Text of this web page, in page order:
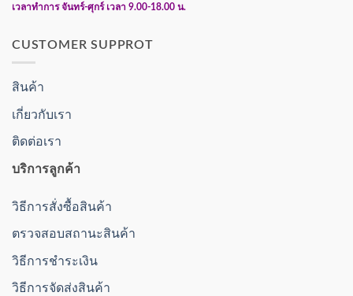
เวลาทำการ จันทร์-ศุกร์ เวลา 9.00-18.00 น.
CUSTOMER SUPPROT
สินค้า
เกี่ยวกับเรา
ติดต่อเรา
บริการลูกค้า
วิธีการสั่งซื้อสินค้า
ตรวจสอบสถานะสินค้า
วิธีการชำระเงิน
วิธีการจัดส่งสินค้า